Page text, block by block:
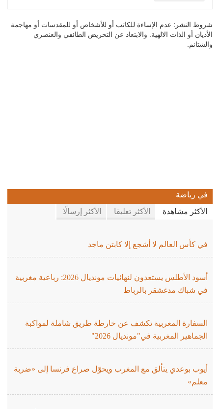
شروط النشر: عدم الإساءة للكاتب أو للأشخاص أو للمقدسات أو مهاجمة
الأديان أو الذات الالهية. والابتعاد عن التحريض الطائفي والعنصري
والشتائم.
في رياضة
الأكثر مشاهدة الأكثر تعليقا الأكثر إرسالًا
في كأس العالم لا أشجع إلا كابتن ماجد
أسود الأطلس يستعدون لنهائيات مونديال 2026: رباعية مغربية
في شباك مدغشقر بالرباط
السفارة المغربية تكشف عن خارطة طريق شاملة لمواكبة
الجماهير المغربية في"مونديال 2026"
أيوب بوعدي يتألق مع المغرب ويحوّل صراع فرنسا إلى «ضربة
معلم»